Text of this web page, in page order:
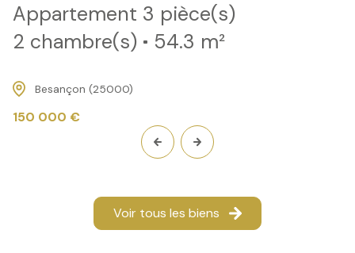
Appartement 3 pièce(s)
2 chambre(s)
54.3 m²
Besançon (25000)
150 000 €
Voir tous les biens